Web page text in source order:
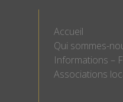
Accueil
Qui sommes-
Informations –
Associations